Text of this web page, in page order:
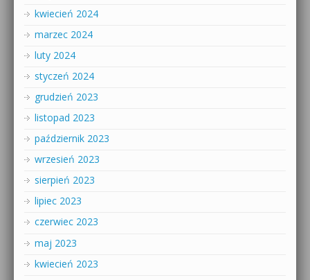
kwiecień 2024
marzec 2024
luty 2024
styczeń 2024
grudzień 2023
listopad 2023
październik 2023
wrzesień 2023
sierpień 2023
lipiec 2023
czerwiec 2023
maj 2023
kwiecień 2023